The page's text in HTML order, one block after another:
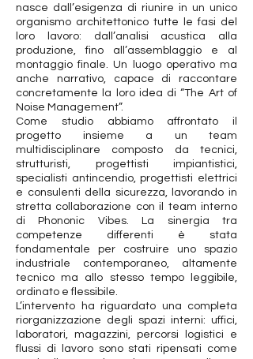
nasce dall’esigenza di riunire in un unico
organismo architettonico tutte le fasi del
loro lavoro: dall’analisi acustica alla
produzione, fino all’assemblaggio e al
montaggio finale. Un luogo operativo ma
anche narrativo, capace di raccontare
concretamente la loro idea di “The Art of
Noise Management”.
Come studio abbiamo affrontato il
progetto insieme a un team
multidisciplinare composto da tecnici,
strutturisti, progettisti impiantistici,
specialisti antincendio, progettisti elettrici
e consulenti della sicurezza, lavorando in
stretta collaborazione con il team interno
di Phononic Vibes. La sinergia tra
competenze differenti è stata
fondamentale per costruire uno spazio
industriale contemporaneo, altamente
tecnico ma allo stesso tempo leggibile,
ordinato e flessibile.
L’intervento ha riguardato una completa
riorganizzazione degli spazi interni: uffici,
laboratori, magazzini, percorsi logistici e
flussi di lavoro sono stati ripensati come